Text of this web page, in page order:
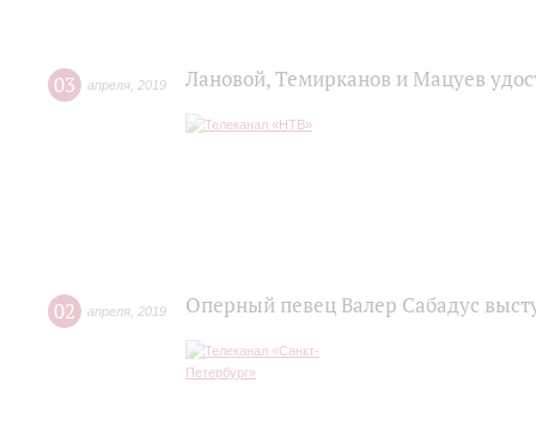
03 апреля 2019 Лановой, Темирканов и Мацуев
02 апреля 2019 Оперный певец Валер Сабадус